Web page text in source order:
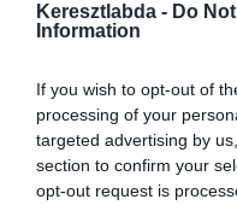
Keresztlabda - Do
Information
If you wish to opt-out of
processing of your
targeted advertising by
section to confirm your
opt-out request is